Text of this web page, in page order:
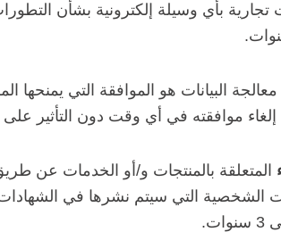
بأي وسيلة إلكترونية بشأن
البيانات هو الموافقة التي يمنحها
موافقته في أي وقت دون التأثير على
المتعلقة بالمنتجات و/أو الخدمات عن
الشخصية التي سيتم نشرها في